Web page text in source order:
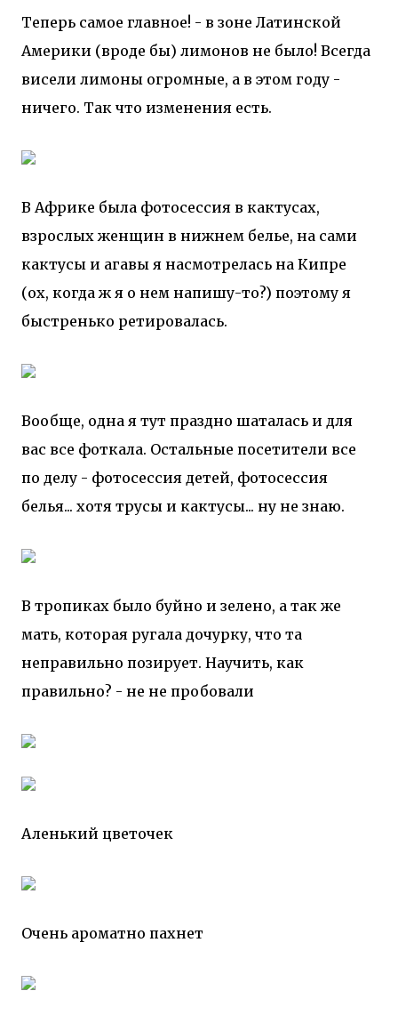
Теперь самое главное! - в зоне Латинской
Америки (вроде бы) лимонов не было! Всегда
висели лимоны огромные, а в этом году -
ничего. Так что изменения есть.
В Африке была фотосессия в кактусах,
взрослых женщин в нижнем белье, на сами
кактусы и агавы я насмотрелась на Кипре
(ох, когда ж я о нем напишу-то?) поэтому я
быстренько ретировалась.
Вообще, одна я тут праздно шаталась и для
вас все фоткала. Остальные посетители все
по делу - фотосессия детей, фотосессия
белья... хотя трусы и кактусы... ну не знаю.
В тропиках было буйно и зелено, а так же
мать, которая ругала дочурку, что та
неправильно позирует. Научить, как
правильно? - не не пробовали
Аленький цветочек
Очень ароматно пахнет